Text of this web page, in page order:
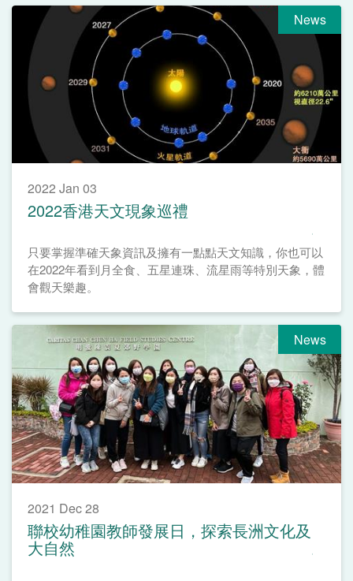
News
2022 Jan 03
2022香港天文現象巡禮
只要掌握準確天象資訊及擁有一點點天文知識，你也可以
在2022年看到月全食、五星連珠、流星雨等特別天象，體
會觀天樂趣。
News
2021 Dec 28
聯校幼稚園教師發展日，探索長洲文化及
大自然